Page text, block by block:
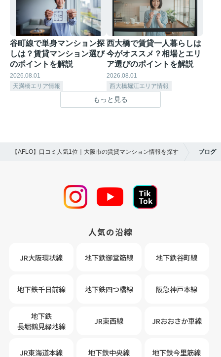
谷町線で単身マンション探
しは？賃貸マンション選び
のポイントを解説
2026.08.01
天満橋エリア情報
西大橋で賃貸一人暮らしは
今がオススメ？相場とエリ
ア選びのポイントを解説
2026.08.01
西大橋堀江エリア情報
もっと見る
【AFLO】口コミ人気1位｜大阪市の賃貸マンション情報を探す ブログ
人気の沿線
JR大阪環状線 地下鉄御堂筋線 地下鉄谷町線
地下鉄千日前線 地下鉄四つ橋線 阪急神戸本線
地下鉄
長堀鶴見緑地線
JR東西線 JRおおさか車線
JR東海道本線 地下鉄中央線 地下鉄今里筋線